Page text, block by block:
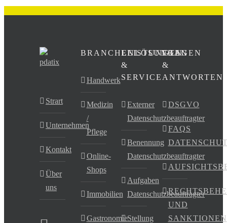
Strart
Unternehmen
Kontakt
Über
uns
BRANCHENLÖSUNGEN
Handwerk
Medizin
/
Pflege
Online-
Shops
Immobilien
Gastronomie
LEISTUNGEN
&
SERVICE
Externer
Datenschutzbeauftragter
Benennung
Datenschutzbeauftragter
Aufgaben
Datenschutzbeauftragter
Stellung
FRAGEN
&
ANTWORTEN
DSGVO
FAQS
UND
SANKTIONEN